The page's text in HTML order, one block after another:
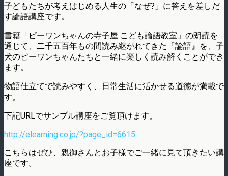
子どもたちが考えはじめる人生の「なぜ?」に答えを差しだ
す論語講座です。
書籍「ピーワンちゃんの寺子屋 こども論語教室」の朗読を
通じて、二千五百年もの間読み継がれてきた『論語』を、子
犬のピーワンちゃんたちと一緒に楽しく読み解くことができ
ます。
物語仕立てで読みやすく、日常生活に活かせる道徳が満載で
す。
下記URLでサンプル講座をご覧頂けます。
http://elearning.co.jp/?page_id=6615
こちらはぜひ、親御さんとお子様でご一緒に見て頂きたい講
座です。